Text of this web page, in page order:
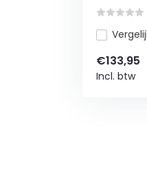
€133,95
Incl. btw